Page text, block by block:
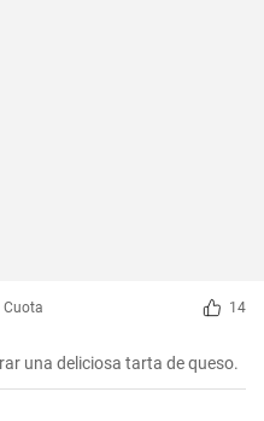
Cuota 14
una deliciosa tarta de queso.